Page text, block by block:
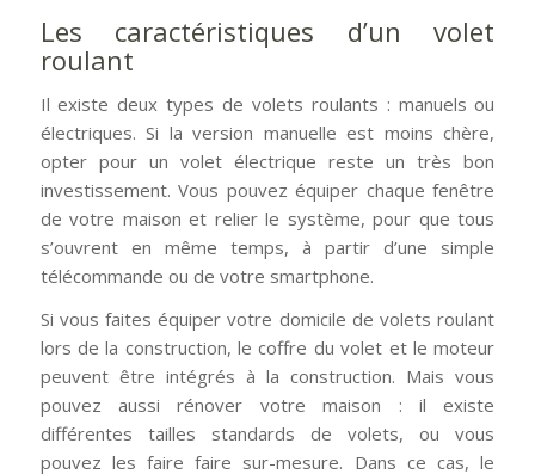
Les caractéristiques d’un volet
roulant
Il existe deux types de volets roulants : manuels ou
électriques. Si la version manuelle est moins chère,
opter pour un volet électrique reste un très bon
investissement. Vous pouvez équiper chaque fenêtre
de votre maison et relier le système, pour que tous
s’ouvrent en même temps, à partir d’une simple
télécommande ou de votre smartphone.
Si vous faites équiper votre domicile de volets roulant
lors de la construction, le coffre du volet et le moteur
peuvent être intégrés à la construction. Mais vous
pouvez aussi rénover votre maison : il existe
différentes tailles standards de volets, ou vous
pouvez les faire faire sur-mesure. Dans ce cas, le